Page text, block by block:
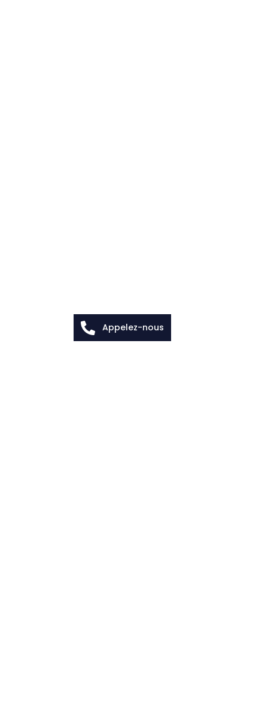
Appelez-nous